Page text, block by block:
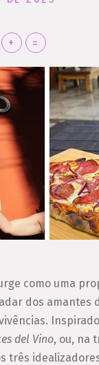
+ =
como uma
dos amantes
del Vino, ou, na
três